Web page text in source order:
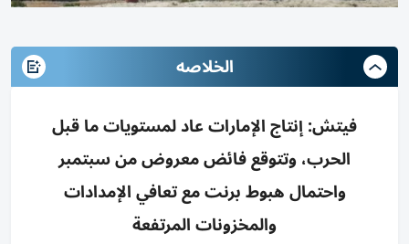
الخلاصه
فيتش: إنتاج الإمارات عاد لمستويات ما قبل
الحرب، وتتوقع فائض معروض من سبتمبر
واحتمال هبوط برنت مع تعافي الإمدادات
والمخزونات المرتفعة